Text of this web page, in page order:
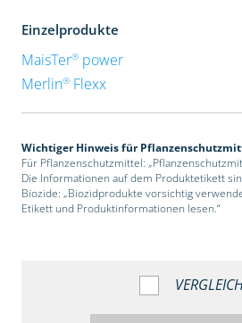
Einzelprodukte
MaisTer®power
Merlin®Flexx
Wichtiger Hinweis für
Für Pflanzenschutzmittel:
Die Informationen auf dem Produktetikett
Biozide: „Biozidprodukte vorsichtig
Etikett und Produktinformationen lesen.“